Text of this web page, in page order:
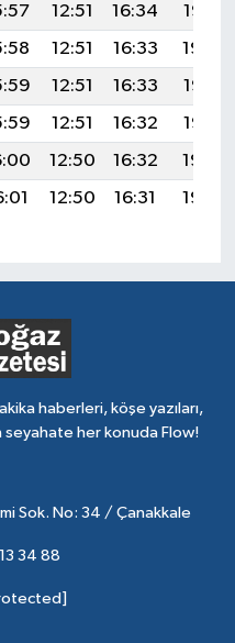
12:51 16:34
19:36
12:51 16:33
19:34
12:51 16:33
19:33
12:51 16:32
19:32
12:50 16:32
19:30
12:50 16:31 19:29
haberleri, köşe yazıları,
her konuda Flow!
Sok. No: 34 / Çanakkale
34 88